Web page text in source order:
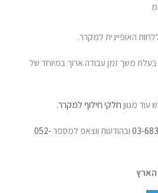
האופיינית למקרר.
בעלת משך זמן עבודה ארוך במיוחד של
עוד מגוון חלקי חילוף למקרר.
03- ובהודעות ווצאפ למספר052-
הארץ